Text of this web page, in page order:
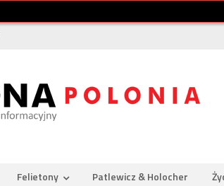
Felietony Patlewicz & Holocher